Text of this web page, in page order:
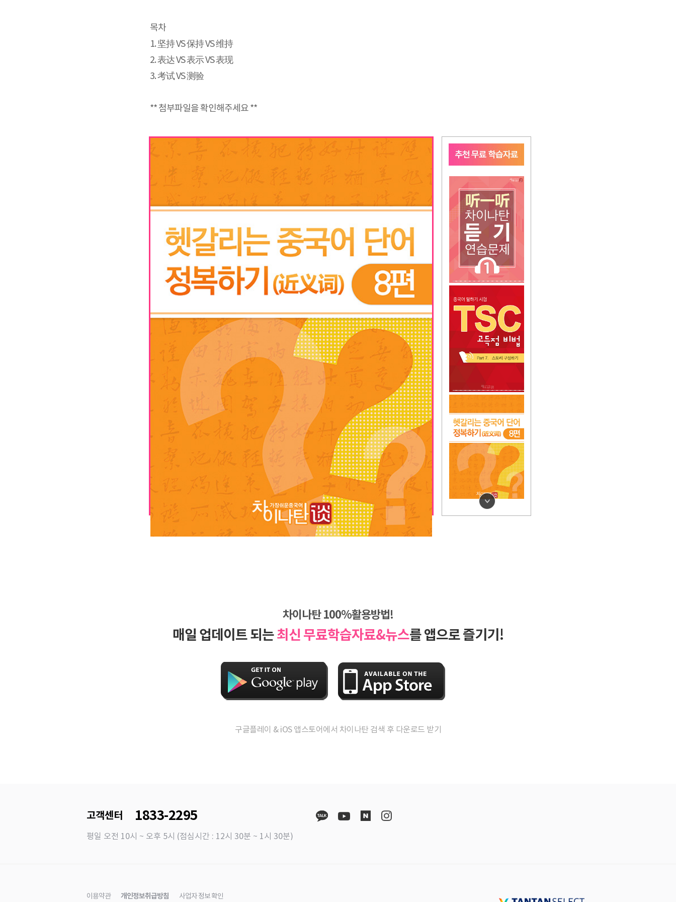
목차
1. 坚持 VS 保持 VS 维持
2. 表达 VS 表示 VS 表现
3. 考试 VS 测验
** 첨부파일을 확인해주세요 **
차이나탄 100%활용방법!
매일 업데이트 되는최신 무료학습자료&뉴스를 앱으로 즐기기!
구글플레이 & iOS 앱스토어에서 차이나탄 검색 후 다운로드 받기
고객센터 1833-2295
평일 오전 10시 ~ 오후 5시 (점심시간 : 12시 30분 ~ 1시 30분)
이용약관 개인정보취급방침 사업자 정보 확인